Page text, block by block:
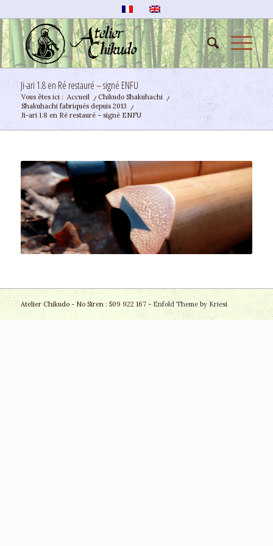
Ji-ari 1.8 en Ré restauré – signé ENFU
Vous êtes ici : Accueil / Chikudo Shakuhachi
/
Shakuhachi fabriqués depuis 2013
/
Ji-ari 1.8 en Ré restauré – signé ENFU
Atelier Chikudo - No Siren : 509 922 167 - Enfold Theme by Kriesi